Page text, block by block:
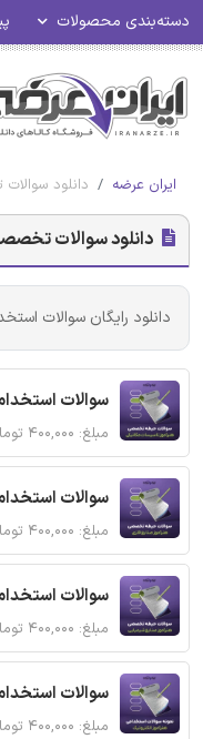
دسته‌بندی محصولات
ایران عرضه دانلود
دانلود سوالات
دانلود رایگان سوالات
سوالات
مبلغ: ۴۰۰,۰۰۰ تومان
سوالات
مبلغ: ۴۰۰,۰۰۰ تومان
سوالات استخدامی
مبلغ: ۴۰۰,۰۰۰ تومان
سوالات
مبلغ: ۴۰۰,۰۰۰ تومان